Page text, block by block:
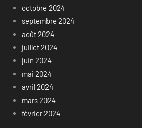
octobre 2024
septembre 2024
août 2024
juillet 2024
juin 2024
mai 2024
avril 2024
mars 2024
février 2024